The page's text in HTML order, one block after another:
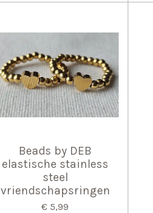
Beads by DEB
elastische stainless
steel
vriendschapsringen
€ 5,99